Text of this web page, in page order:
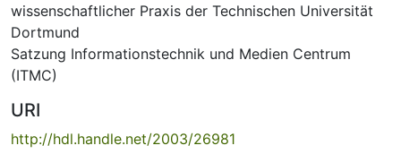
wissenschaftlicher Praxis der Technischen Universität
Dortmund
Satzung Informationstechnik und Medien Centrum
(ITMC)
URI
http://hdl.handle.net/2003/26981